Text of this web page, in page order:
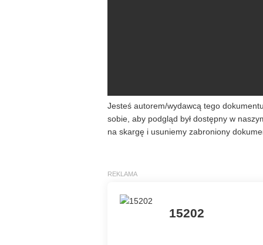
Jesteś autorem/wydawcą tego
sobie, aby podgląd był dostępny w
na skargę i usuniemy zabroniony